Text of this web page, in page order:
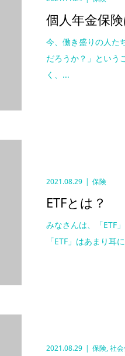
個人年金保
今、働き盛りの人た
だろうか？」という
く、...
2021.08.29 保険
ETFとは？
みなさんは、「ETF
「ETF」はあまり
2021.08.29 保険,社